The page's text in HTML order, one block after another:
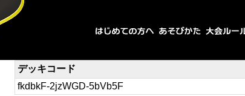
デッキコード
fkdbkF-2jzWGD-5bVb5F